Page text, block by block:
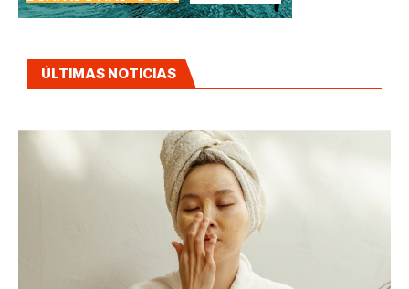
ÚLTIMAS NOTICIAS